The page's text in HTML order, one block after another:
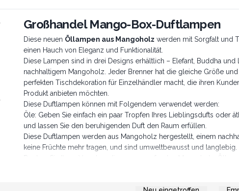
Großhandel Mango-Box-Duftlampen
Diese neuen Öllampen aus Mangoholz werden mit Sorgfalt und
einen Hauch von Eleganz und Funktionalität.
Diese Lampen sind in drei Designs erhältlich – Elefant, Buddha
nachhaltigem Mangoholz. Jeder Brenner hat die gleiche Größe
perfekten Tischdekoration für Einzelhändler macht, die ihren
Produkt anbieten möchten.
Diese Duftlampen können mit Folgendem verwendet werden:
Öle: Geben Sie einfach ein paar Tropfen Ihres Lieblingsdufts oder
und lassen Sie den beruhigenden Duft den Raum erfüllen.
Diese Duftlampen werden aus Mangoholz hergestellt, einem
keine Früchte mehr tragen, und sind umweltbewusst und langlebig.
Decken Sie Ihren Vorrat an diesen umwerfenden Mangoholz-